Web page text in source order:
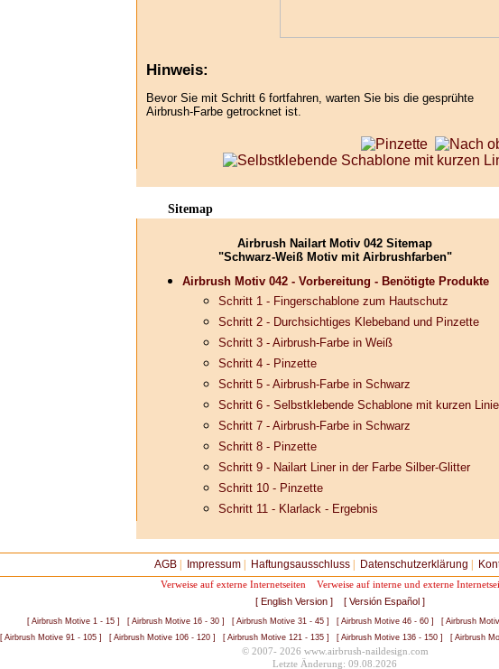
Hinweis:
Bevor Sie mit Schritt 6 fortfahren, warten Sie bis die gesprühte
Airbrush-Farbe getrocknet ist.
Sitemap
Airbrush Nailart Motiv 042 Sitemap
"Schwarz-Weiß Motiv mit Airbrushfarben"
Airbrush Motiv 042 - Vorbereitung - Benötigte Produkte
Schritt 1 - Fingerschablone zum Hautschutz
Schritt 2 - Durchsichtiges Klebeband und Pinzette
Schritt 3 - Airbrush-Farbe in Weiß
Schritt 4 - Pinzette
Schritt 5 - Airbrush-Farbe in Schwarz
Schritt 6 - Selbstklebende Schablone mit kurzen
Schritt 7 - Airbrush-Farbe in Schwarz
Schritt 8 - Pinzette
Schritt 9 - Nailart Liner in der Farbe Silber-Glitter
Schritt 10 - Pinzette
Schritt 11 - Klarlack - Ergebnis
AGB Impressum Haftungsausschluss Datenschutzerklärung
Verweise auf externe Internetseiten Verweise auf interne und externe
[ English Version ] [ Versión Español ]
[ Airbrush Motive 1 - 15 ] [ Airbrush Motive 16 - 30 ] [ Airbrush Motive 31 - 45 ] [ Airbrush Motive 46 - 60 ] [ Airbrush
[ Airbrush Motive 91 - 105 ]
[ Airbrush Motive 106 - 120 ] [ Airbrush Motive 121 - 135 ] [ Airbrush Motive 136 - 150 ] [ Airbrush
© 2007- 2026 www.airbrush-naildesign.com
Letzte Änderung: 09.08.2026